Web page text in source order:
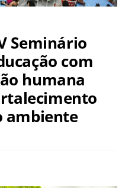
Seminário
com
humana
ambiente